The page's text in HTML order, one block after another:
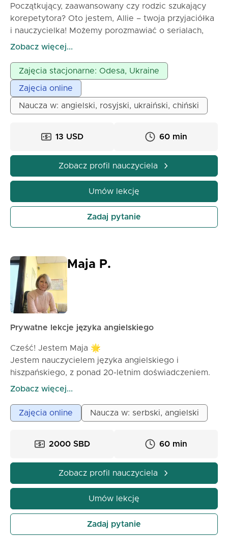
Początkujący, zaawansowany czy rodzic szukający
korepetytora? Oto jestem, Allie – twoja przyjaciółka
i nauczycielka! Możemy porozmawiać o serialach,
muzyce czy mechanice kwantowej – jak tylko chcesz
języka angielskiego z 4-letnim doświadczeniem w
nauczaniu. Pracowałam ze studentami z różnych
krajów (Chiny, Wietnam, Filipiny, Ukraina, Polska,
Holandia, Belgia), zarówno online, jak i offline,
uczących ich podstaw języka angielskiego.
Zobacz więcej...
Zajęcia stacjonarne: Odesa, Ukraine
Zajęcia online
Naucza w: angielski, rosyjski, ukraiński, chiński
13 USD 60 min
Zobacz profil nauczyciela
Umów lekcję
Zadaj pytanie
Maja P.
Prywatne lekcje języka angielskiego
Cześć! Jestem Maja 🌟
Jestem nauczycielem języka angielskiego i
hiszpańskiego, z ponad 20-letnim doświadczeniem.
Uwielbiam uczyć moich uczniów, jak mówić, czytać i
wykorzystuję praktyczne i interaktywne metody, gry,
piosenki i ciekawe zadania – dzięki czemu nauka jest
Dołącz do mnie i odkryj, jak języki mogą stać się
Zobacz więcej...
Zajęcia online Naucza w: serbski, angielski
2000 SBD 60 min
Zobacz profil nauczyciela
Umów lekcję
Zadaj pytanie